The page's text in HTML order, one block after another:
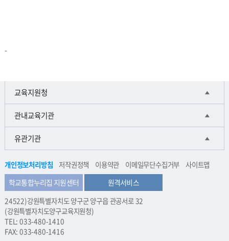
-
교육지원청
관내교육기관
유관기관
개인정보처리방침 저작권정책 이용약관 이메일무단수집거부
사이트맵
학교통합누리집 지원센터
원격서비스
24522)강원특별자치도 양구군 양구읍 관공서로 32
(강원특별자치도양구교육지원청)
TEL: 033-480-1410
FAX: 033-480-1416